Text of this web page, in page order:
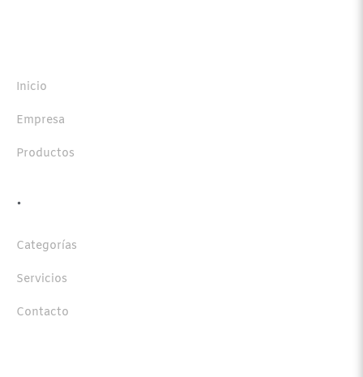
Inicio
Empresa
Productos
.
Categorías
Servicios
Contacto